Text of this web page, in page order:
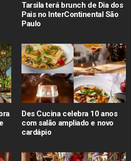
Tarsila terá brunch de Dia dos
Pais no InterContinental São
Paulo
Des Cucina celebra 10 anos
com salão ampliado e novo
cardápio